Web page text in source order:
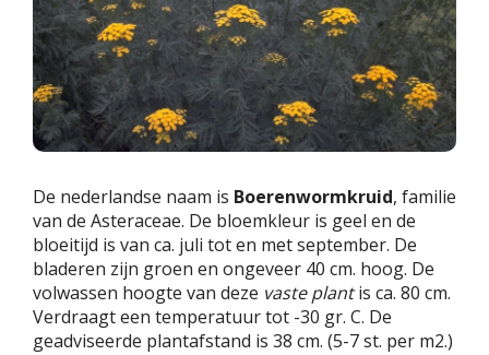
De nederlandse naam is Boerenwormkruid, familie
van de Asteraceae. De bloemkleur is geel en de
bloeitijd is van ca. juli tot en met september. De
bladeren zijn groen en ongeveer 40 cm. hoog. De
volwassen hoogte van deze vaste plantis ca. 80 cm.
Verdraagt een temperatuur tot -30 gr. C. De
geadviseerde plantafstand is 38 cm. (5-7 st. per m2.)